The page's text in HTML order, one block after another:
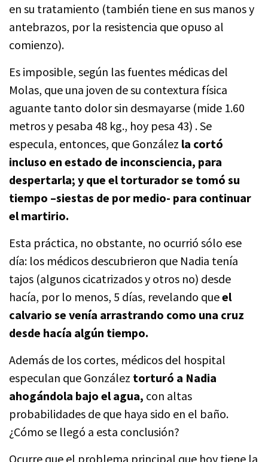
en su tratamiento (también tiene en sus manos y
antebrazos, por la resistencia que opuso al
comienzo).
Es imposible, según las fuentes médicas del
Molas, que una joven de su contextura física
aguante tanto dolor sin desmayarse (mide 1.60
metros y pesaba 48 kg., hoy pesa 43) . Se
especula, entonces, que González la cortó
incluso en estado de inconsciencia, para
despertarla; y que el torturador se tomó su
tiempo –siestas de por medio- para continuar
el martirio.
Esta práctica, no obstante, no ocurrió sólo ese
día: los médicos descubrieron que Nadia tenía
tajos (algunos cicatrizados y otros no) desde
hacía, por lo menos, 5 días, revelando queel
calvario se venía arrastrando como una cruz
desde hacía algún tiempo.
Además de los cortes, médicos del hospital
especulan que González torturó a Nadia
ahogándola bajo el agua, con altas
probabilidades de que haya sido en el baño.
¿Cómo se llegó a esta conclusión?
Ocurre que el problema principal que hoy tiene la